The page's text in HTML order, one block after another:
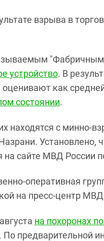
взрыва в
устройство. В
как
состоянии.
находятся с минно-
Установлено,
на сайте МВД России
оперативная
на пресс-центр
на похоронах
По предварительной